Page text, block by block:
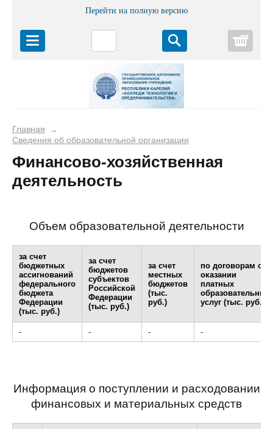
Перейти на полную версию
Главная →
Сведения об образовательной организации
Финансово-хозяйственная
деятельность
Объем образовательной деятельности
за счет
бюджетных
ассигнований
федерального
бюджета
Федерации
(тыс. руб.)
за счет
бюджетов
субъектов
Российской
Федерации
(тыс. руб.)
за счет
местных
бюджетов
(тыс.
руб.)
по договорам об
оказании
платных
образовательных
услуг (тыс. руб.)
- - - -
Информация о поступлении и расходовании
финансовых и материальных средств